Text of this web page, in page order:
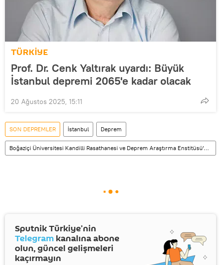
TÜRKİYE
Prof. Dr. Cenk Yaltırak uyardı: Büyük
İstanbul depremi 2065'e kadar olacak
20 Ağustos 2025, 15:11
SON DEPREMLER İstanbul Deprem
Boğaziçi Üniversitesi Kandilli Rasathanesi ve Deprem Araştırma Enstitüsü'nde (KRDAE)
Sputnik Türkiye’nin
Telegram kanalına abone
olun, güncel gelişmeleri
kaçırmayın